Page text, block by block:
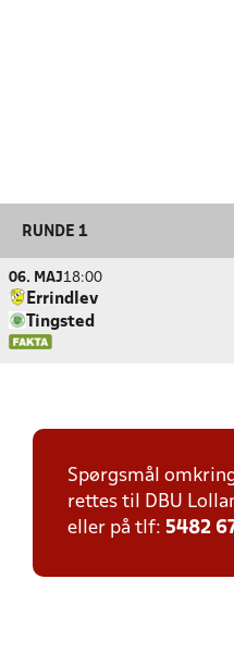
RUNDE 1
06. MAJ18:00
Errindlev
Tingsted
Spørgsmål
rettes til DBU
eller på tlf: 5482